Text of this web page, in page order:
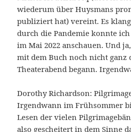
wiederum über Huysmans
publiziert hat) vereint. Es
durch die Pandemie konnte
im Mai 2022 anschauen. Und
mit dem Buch noch nicht ganz
Theaterabend begann.
Dorothy Richardson:
Irgendwann im Frühsommer
Lesen der vielen
also gescheitert in dem Sinne